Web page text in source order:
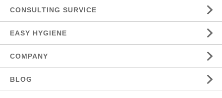
CONSULTING SURVICE
EASY HYGIENE
COMPANY
BLOG